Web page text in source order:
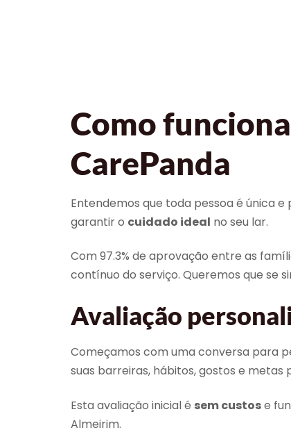
Como
CarePanda
Entendemos que toda pessoa é única
garantir o cuidado ideal no seu lar.
Com 97.3% de aprovação entre as
contínuo do serviço. Queremos que se
Avaliação
Começamos com uma conversa para
suas barreiras, hábitos, gostos e metas
Esta avaliação inicial é sem custose
Almeirim.